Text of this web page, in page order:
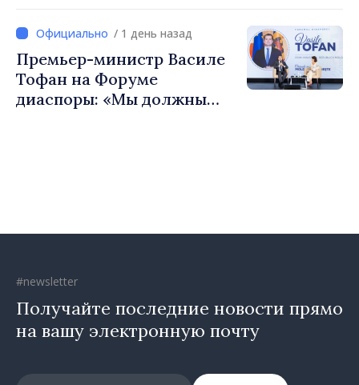
чтобы строить более
сильные сообщества»
/ 1 день назад
Премьер-министр Василе
Тофан на Форуме
диаспоры: «Мы должны
#newsletter
Получайте последние новости прямо
на вашу электронную почту